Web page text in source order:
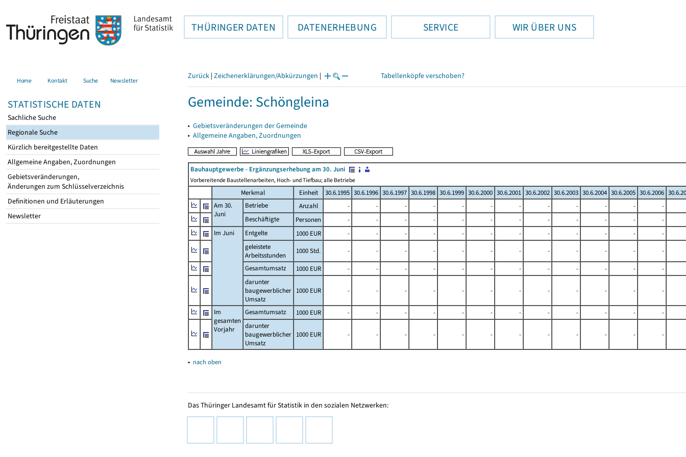
THÜRINGER DATEN DATENERHEBUNG SERVICE WIR ÜBER UNS
Home Kontakt Suche Newsletter
STATISTISCHE DATEN
Sachliche Suche
Regionale Suche
Kürzlich bereitgestellte Daten
Allgemeine Angaben, Zuordnungen
Gebietsveränderungen,
Änderungen zum Schlüsselverzeichnis
Definitionen und Erläuterungen
Newsletter
Zurück | Zeichenerklärungen/Abkürzungen | Tabellenköpfe verschoben?
Gemeinde: Schöngleina
▸ Gebietsveränderungen der Gemeinde
▸ Allgemeine Angaben, Zuordnungen
Bauhauptgewerbe - Ergänzungserhebung am 30. Juni
Vorbereitende Baustellenarbeiten, Hoch- und Tiefbau; alle Betriebe
Merkmal Einheit 30.6.1995 30.6.1996 30.6.1997 30.6.1998 30.6.1999 30.6.2000 30.6.2001 30.6.2002 30.6.2003 30.6.2004 30.6.2005 30.6.2006
Am 30.
Juni
Betriebe Anzahl - - - - - - - - - - -
-
Beschäftigte
Personen - - - - - - - - - - -
-
Im Juni
Entgelte 1000 EUR - - - - - - - - - - -
-
geleistete
Arbeitsstunden
1000 Std. - - - - - - - - - - -
-
Gesamtumsatz
1000 EUR - - - - - - - - - - -
-
darunter
baugewerblicher
Umsatz
1000 EUR - - - - - - - - - - - -
Im
gesamten
Vorjahr
Gesamtumsatz 1000 EUR - - - - - - - - - - -
-
darunter
baugewerblicher
Umsatz
1000 EUR - - - - - - - - - - - -
▴ nach oben
Das Thüringer Landesamt für Statistik in den sozialen Netzwerken: